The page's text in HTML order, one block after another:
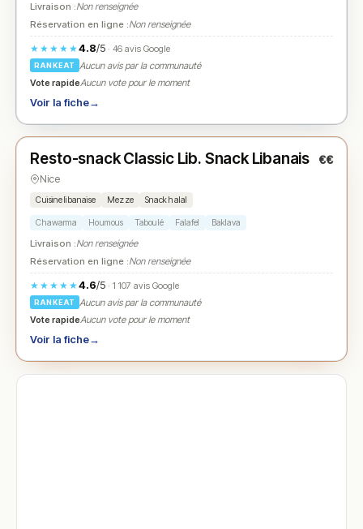
Livraison :Non renseignée
Réservation en ligne :Non renseignée
★★★★★4.8/5· 46 avis Google
RANKEAT
Aucun avis par la communauté
Vote rapideAucun vote pour le moment
Voir la fiche→
★ N° 3
Resto-snack Classic Lib. Snack Libanais €€
Nice
Cuisine libanaise Mezze Snack halal
Chawarma Houmous Taboulé Falafel Baklava
Livraison :Non renseignée
Réservation en ligne :Non renseignée
★★★★★4.6/5· 1 107 avis Google
RANKEAT
Aucun avis par la communauté
Vote rapideAucun vote pour le moment
Voir la fiche→